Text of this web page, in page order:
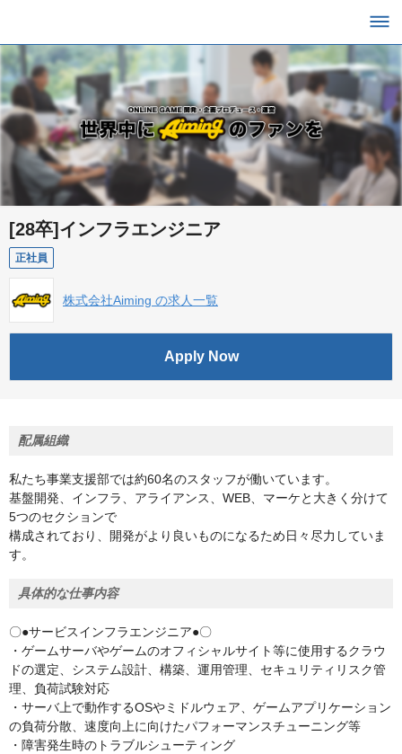
[28卒]インフラエンジニア
正社員
株式会社Aiming の求人一覧
Apply Now
配属組織
私たち事業支援部では約60名のスタッフが働いています。
基盤開発、インフラ、アライアンス、WEB、マーケと大きく分けて
5つのセクションで
構成されており、開発がより良いものになるため日々尽力していま
す。
具体的な仕事内容
〇●サービスインフラエンジニア●〇
・ゲームサーバやゲームのオフィシャルサイト等に使用するクラウ
ドの選定、システム設計、構築、運用管理、セキュリティリスク管
理、負荷試験対応
・サーバ上で動作するOSやミドルウェア、ゲームアプリケーション
の負荷分散、速度向上に向けたパフォーマンスチューニング等
・障害発生時のトラブルシューティング